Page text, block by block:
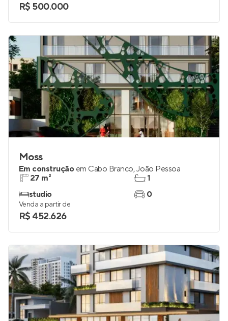
R$ 500.000
Moss
Em construção em Cabo Branco,João Pessoa
27 m²
studio
1
0
Venda a partir de
R$ 452.626